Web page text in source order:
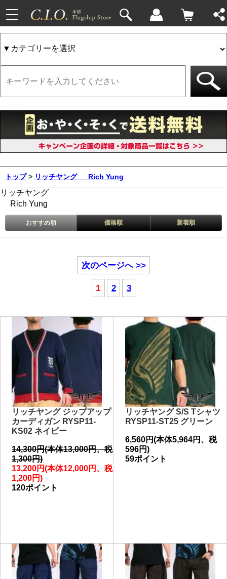
toggle
navigation
トップ > リッチヤング Rich Yung
リッチヤング
Rich Yung
おすすめ順 価格順 新着順
次のページへ >>
1 2 3
リッチヤング ジップアップ
カーディガン RYSP11-
KS02 ネイビー
14,300円(本体13,000円、税
1,300円)
13,200円(本体12,000円、税
1,200円)
120ポイント
リッチヤング S/S Tシャツ
RYSP11-ST25 グリーン
6,560円(本体5,964円、税
596円)
59ポイント